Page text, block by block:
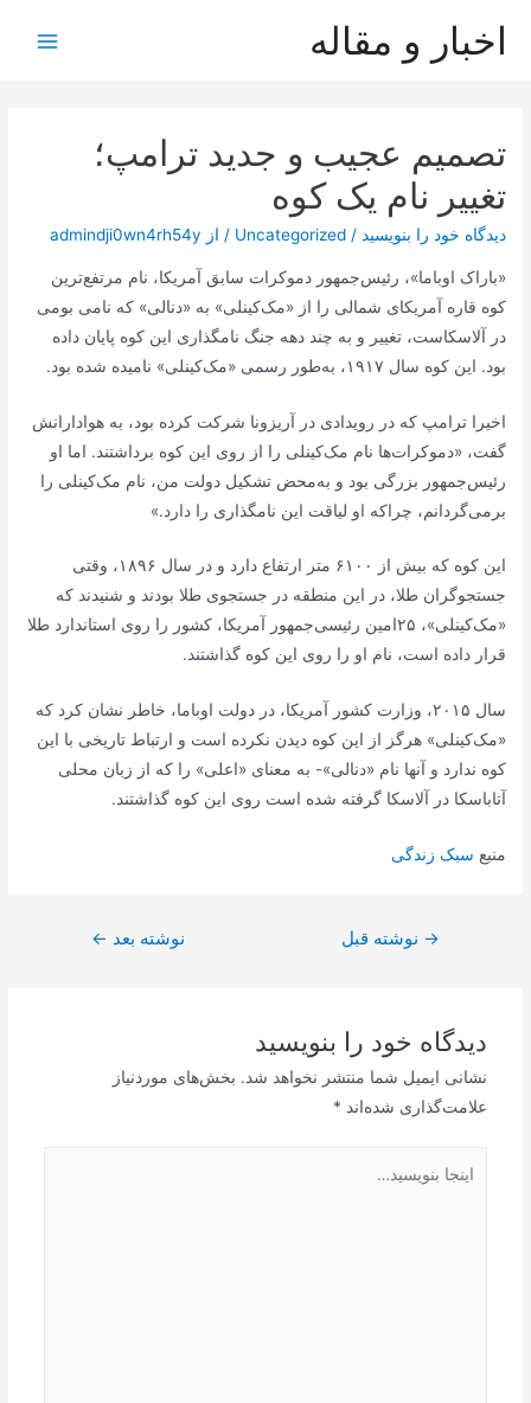
اخبار و مقاله
تصمیم عجیب و جدید ترامپ؛
تغییر نام یک کوه
دیدگاه‌ خود را بنویسید /
Uncategorized / از admindji0wn4rh54y
«باراک اوباما»، رئیس‌جمهور دموکرات سابق آمریکا، نام مرتفع‌ترین
کوه قاره آمریکای شمالی را از «مک‌کینلی» به «دنالی» که نامی بومی
در آلاسکاست، تغییر و به چند دهه جنگ نامگذاری این کوه پایان داده
بود. این کوه سال ۱۹۱۷، به‌طور رسمی «مک‌کینلی» نامیده شده بود.
اخیرا ترامپ که در رویدادی در آریزونا شرکت کرده بود، به هوادارانش
گفت، «دموکرات‌ها نام مک‌کینلی را از روی این کوه برداشتند. اما او
رئیس‌جمهور بزرگی بود و به‌محض تشکیل دولت من، نام مک‌کینلی را
برمی‌گردانم، چراکه او لیاقت این نامگذاری را دارد.»
این کوه که بیش از ۶۱۰۰ متر ارتفاع دارد و در سال ۱۸۹۶،‌ وقتی
جستجوگران طلا، در این منطقه در جستجوی طلا بودند و شنیدند که
«مک‌کینلی»، ۲۵‌امین رئیسی‌جمهور آمریکا، کشور را روی استاندارد طلا
قرار داده است، نام او را روی این کوه گذاشتند.
سال ۲۰۱۵، وزارت کشور آمریکا، در دولت اوباما، خاطر نشان کرد که
«مک‌کینلی» هرگز از این کوه دیدن نکرده است و ارتباط تاریخی با این
کوه ندارد و آنها نام «دنالی»- به معنای «اعلی» را که از زبان محلی
آتاباسکا در آلاسکا گرفته شده است روی این کوه گذاشتند.
منبع سبک زندگی
راهبری→ نوشته قبل نوشته بعد ←
دیدگاه‌ خود را بنویسید
نشانی ایمیل شما منتشر نخواهد شد. بخش‌های موردنیاز
علامت‌گذاری شده‌اند *
بنویسید…